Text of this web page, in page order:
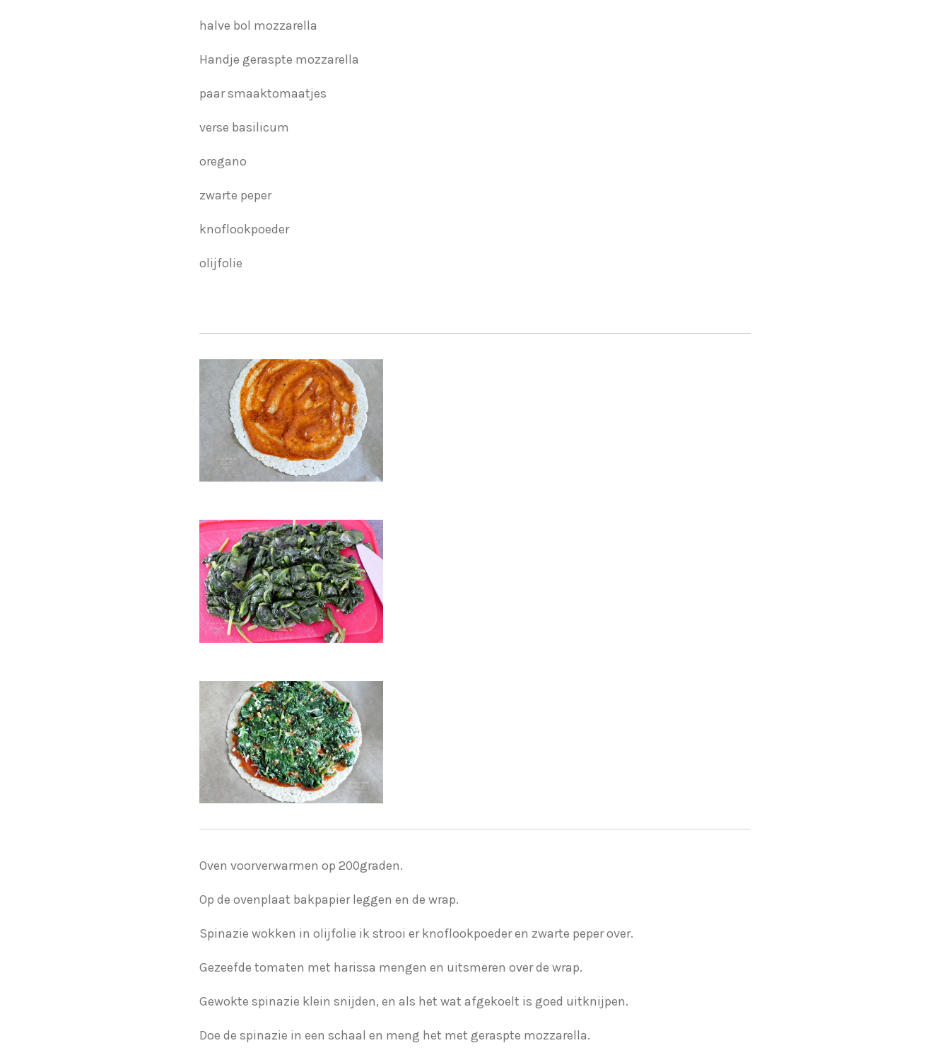
halve bol mozzarella
Handje geraspte mozzarella
paar smaaktomaatjes
verse basilicum
oregano
zwarte peper
knoflookpoeder
olijfolie
Oven voorverwarmen op 200graden.
Op de ovenplaat bakpapier leggen en de wrap.
Spinazie wokken in olijfolie ik strooi er knoflookpoeder en zwarte peper over.
Gezeefde tomaten met harissa mengen en uitsmeren over de wrap.
Gewokte spinazie klein snijden, en als het wat afgekoelt is goed uitknijpen.
Doe de spinazie in een schaal en meng het met geraspte mozzarella.